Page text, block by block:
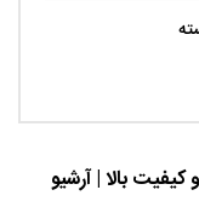
بالا | آرشیو